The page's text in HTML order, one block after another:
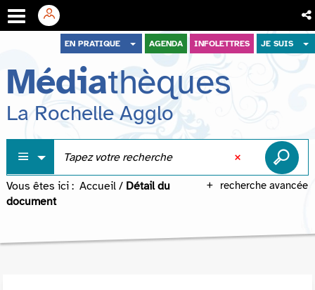
menu
contenu
recherche
EN PRATIQUE AGENDA INFOLETTRES JE SUIS
Médiathèques
La Rochelle Agglo
recherche avancée
Vous êtes ici : Accueil / Détail du
document